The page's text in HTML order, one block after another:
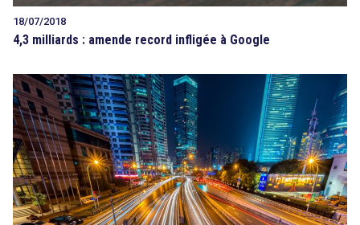
18/07/2018
4,3 milliards : amende record infligée à Google